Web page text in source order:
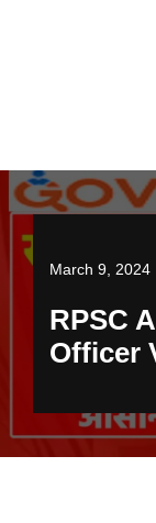
March 9, 2024
RPSC
Officer